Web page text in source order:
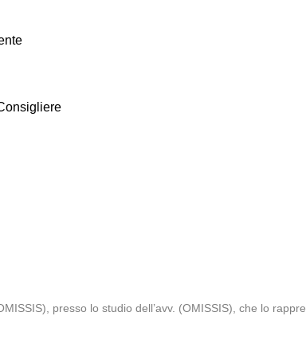
presso lo studio dell’avv. (OMISSIS), che lo